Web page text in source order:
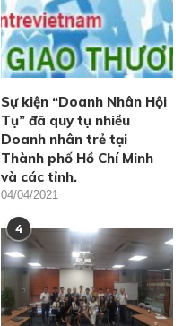
Sự kiện “Doanh Nhân Hội
Tụ” đã quy tụ nhiều
Doanh nhân trẻ tại
Thành phố Hồ Chí Minh
và các tỉnh.
04/04/2021
4